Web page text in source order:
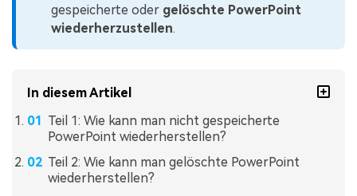
gespeicherte oder gelöschte PowerPoint
wiederherzustellen.
In diesem Artikel
Teil 1: Wie kann man nicht gespeicherte
PowerPoint wiederherstellen?
Teil 2: Wie kann man gelöschte PowerPoint
wiederherstellen?